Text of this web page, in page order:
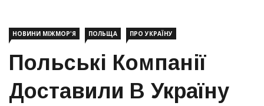
НОВИНИ МІЖМОР'Я ПОЛЬЩА ПРО УКРАЇНУ
Польські Компанії
Доставили В Україну